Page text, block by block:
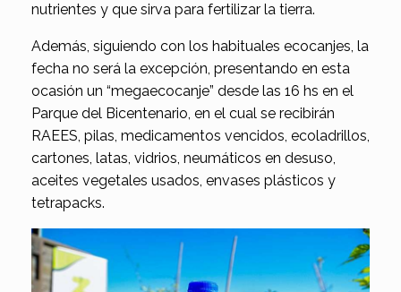
nutrientes y que sirva para fertilizar la tierra.
Además, siguiendo con los habituales ecocanjes, la
fecha no será la excepción, presentando en esta
ocasión un “megaecocanje” desde las 16 hs en el
Parque del Bicentenario, en el cual se recibirán
RAEES, pilas, medicamentos vencidos, ecoladrillos,
cartones, latas, vidrios, neumáticos en desuso,
aceites vegetales usados, envases plásticos y
tetrapacks.